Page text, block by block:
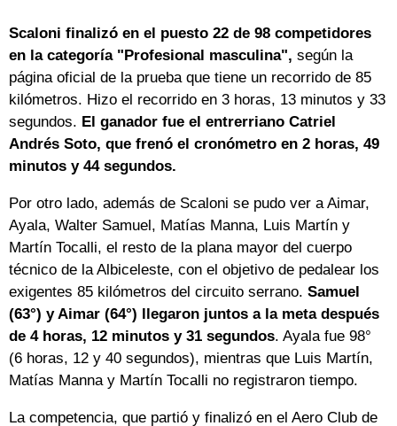
Scaloni finalizó en el puesto 22 de 98 competidores
en la categoría "Profesional masculina", según la
página oficial de la prueba que tiene un recorrido de 85
kilómetros. Hizo el recorrido en 3 horas, 13 minutos y 33
segundos. El ganador fue el entrerriano Catriel
Andrés Soto, que frenó el cronómetro en 2 horas, 49
minutos y 44 segundos.
Por otro lado, además de Scaloni se pudo ver a Aimar,
Ayala, Walter Samuel, Matías Manna, Luis Martín y
Martín Tocalli, el resto de la plana mayor del cuerpo
técnico de la Albiceleste, con el objetivo de pedalear los
exigentes 85 kilómetros del circuito serrano. Samuel
(63°) y Aimar (64°) llegaron juntos a la meta después
de 4 horas, 12 minutos y 31 segundos. Ayala fue 98°
(6 horas, 12 y 40 segundos), mientras que Luis Martín,
Matías Manna y Martín Tocalli no registraron tiempo.
La competencia, que partió y finalizó en el Aero Club de